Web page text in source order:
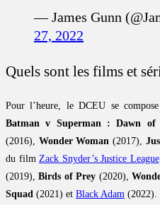
— James Gunn
27, 2022
Quels sont les films et
Pour l’heure, le DCEU se
Batman v Superman : Dawn of
(2016), Wonder Woman (2017),
du film Zack Snyder’s Justice League
(2019),Birds of Prey (2020),
Squad (2021) et Black Adam (2022).